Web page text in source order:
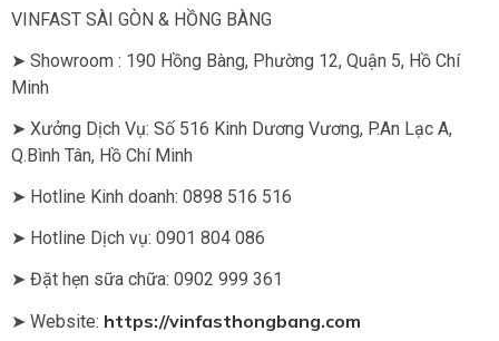
VINFAST SÀI GÒN & HỒNG BÀNG
➤ Showroom : 190 Hồng Bàng, Phường 12, Quận 5, Hồ Chí
Minh
➤ Xưởng Dịch Vụ: Số 516 Kinh Dương Vương, P.An Lạc A,
Q.Bình Tân, Hồ Chí Minh
➤ Hotline Kinh doanh: 0898 516 516
➤ Hotline Dịch vụ: 0901 804 086
➤ Đặt hẹn sữa chữa: 0902 999 361
➤ Website: https://vinfasthongbang.com